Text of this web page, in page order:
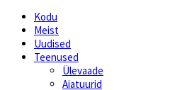
Kodu
Meist
Uudised
Teenused
Ülevaade
Aiatuurid